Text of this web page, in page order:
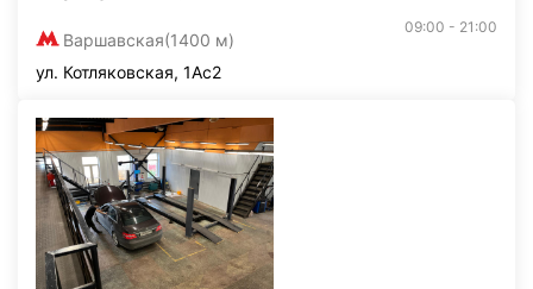
Варшавская(1400 м)
09:00 - 21:00
ул. Котляковская, 1Ас2